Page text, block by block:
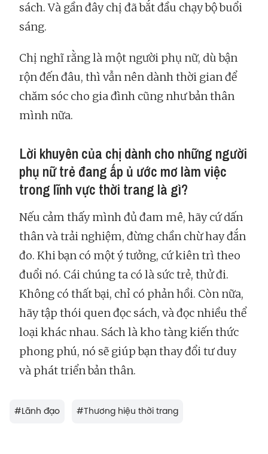
sách. Và gần đây chị đã bắt đầu chạy bộ buổi
sáng.
Chị nghĩ rằng là một người phụ nữ, dù bận
rộn đến đâu, thì vẫn nên dành thời gian để
chăm sóc cho gia đình cũng như bản thân
mình nữa.
Lời khuyên của chị dành cho những người
phụ nữ trẻ đang ấp ủ ước mơ làm việc
trong lĩnh vực thời trang là gì?
Nếu cảm thấy mình đủ đam mê, hãy cứ dấn
thân và trải nghiệm, đừng chần chừ hay đắn
đo. Khi bạn có một ý tưởng, cứ kiên trì theo
đuổi nó. Cái chúng ta có là sức trẻ, thử đi.
Không có thất bại, chỉ có phản hồi. Còn nữa,
hãy tập thói quen đọc sách, và đọc nhiều thể
loại khác nhau. Sách là kho tàng kiến thức
phong phú, nó sẽ giúp bạn thay đổi tư duy
và phát triển bản thân.
#Lãnh đạo #Thương hiệu thời trang